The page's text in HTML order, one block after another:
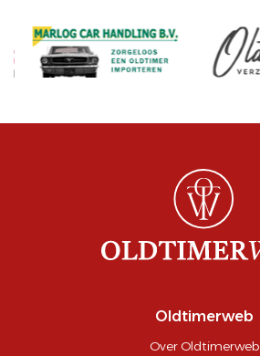
Oldtimerweb
Over Oldtimerweb